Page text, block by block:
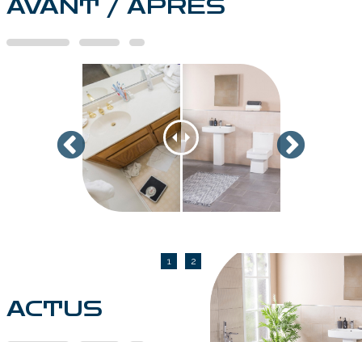
AVANT / APRÈS
1 2
ACTUS